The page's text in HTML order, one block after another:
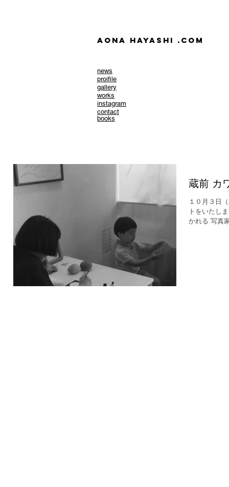
AONA HAYASHI .com
news
​proifile
gallery
works
instagram
contact
books
蔵前 カ
１０月３日
トをいたし
かれる 写真